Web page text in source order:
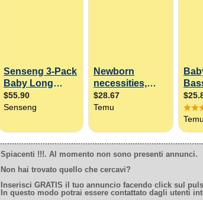
Spiacenti !!!. Al momento non sono presenti annunci.
Non hai trovato quello che cercavi?
Inserisci GRATIS il tuo annuncio facendo click sul
In questo modo potrai essere contattato dagli utenti